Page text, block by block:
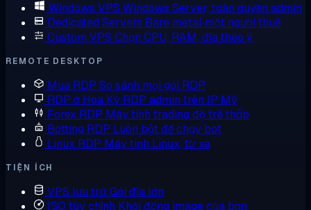
Windows VPS Windows Server, toàn quyền admin
Dedicated Servers Bare metal một người thuê
Custom VPS Chọn CPU, RAM, đĩa theo ý
REMOTE DESKTOP
Mua RDP So sánh mọi gói RDP
RDP ở Hoa Kỳ RDP admin trên IP Mỹ
Forex RDP Máy tính trading độ trễ thấp
Botting RDP Luôn bật để chạy bot
Linux RDP Máy tính Linux, từ xa
TIỆN ÍCH
VPS lưu trữGói đĩa lớn
ISO tùy chỉnh Khởi động image của bạn